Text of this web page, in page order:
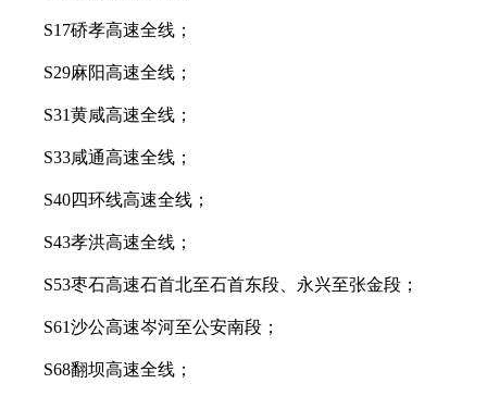
S17硚孝高速全线；
S29麻阳高速全线；
S31黄咸高速全线；
S33咸通高速全线；
S40四环线高速全线；
S43孝洪高速全线；
S53枣石高速石首北至石首东段、永兴至张金段；
S61沙公高速岑河至公安南段；
S68翻坝高速全线；